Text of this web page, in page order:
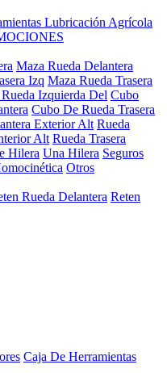
Lubricación Agrícola
Maza Rueda Delantera
Izq Maza Rueda Trasera
Izquierda Del Cubo
Cubo De Rueda Trasera
Exterior Alt Rueda
Alt Rueda Trasera
Hilera Una Hilera Seguros
Otros
Rueda Delantera Reten
Caja De Herramientas